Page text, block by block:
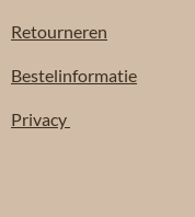
Retourneren
Bestelinformatie
Privacy